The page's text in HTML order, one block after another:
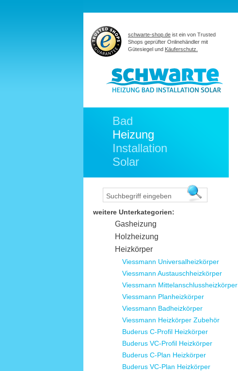
Bad
Heizung
Installation
Solar
weitere Unterkategorien:
Gasheizung
Holzheizung
Heizkörper
Viessmann Universalheizkörper
Viessmann Austauschheizkörper
Viessmann Mittelanschlussheizkörper
Viessmann Planheizkörper
Viessmann Badheizkörper
Viessmann Heizkörper Zubehör
Buderus C-Profil Heizkörper
Buderus VC-Profil Heizkörper
Buderus C-Plan Heizkörper
Buderus VC-Plan Heizkörper
schwarte-shop.de ist ein von Trusted
Shops geprüfter Onlinehändler mit
Gütesiegel und Käuferschutz.